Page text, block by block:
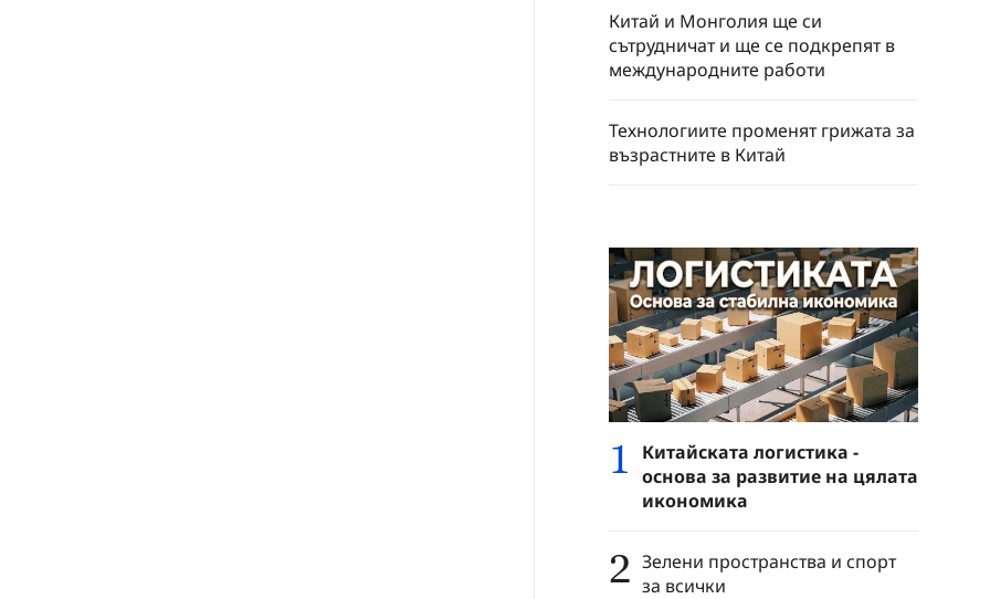
Китай и Монголия ще си
сътрудничат и ще се подкрепят в
международните работи
Технологиите променят грижата за
възрастните в Китай
1
Китайската логистика -
основа за развитие на цялата
икономика
2 Зелени пространства и спорт
за всички